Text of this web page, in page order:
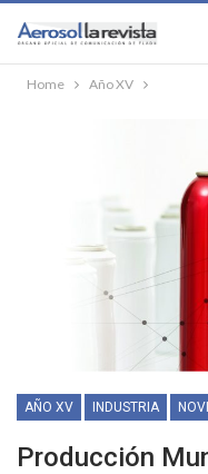
Home Año XV
AÑO XV INDUSTRIA
Producción